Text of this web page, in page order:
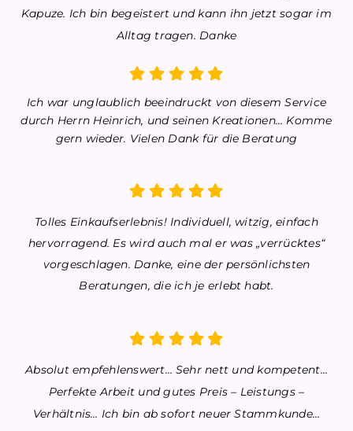
Kapuze. Ich bin begeistert und kann ihn jetzt sogar im
Alltag tragen. Danke
Ich war unglaublich beeindruckt von diesem Service
durch Herrn Heinrich, und seinen Kreationen… Komme
gern wieder. Vielen Dank für die Beratung
Tolles Einkaufserlebnis! Individuell, witzig, einfach
hervorragend. Es wird auch mal er was „verrücktes“
vorgeschlagen. Danke, eine der persönlichsten
Beratungen, die ich je erlebt habt.
Absolut empfehlenswert… Sehr nett und kompetent…
Perfekte Arbeit und gutes Preis – Leistungs –
Verhältnis… Ich bin ab sofort neuer Stammkunde…